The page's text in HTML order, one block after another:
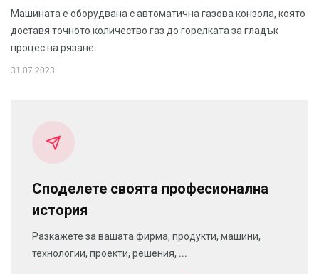
Машината е оборудвана с автоматична газова конзола, която
доставя точното количество газ до горелката за гладък
процес на рязане.
31.07.2023
Споделете своята професионална
история
Разкажете за вашата фирма, продукти, машини,
технологии, проекти, решения, ...